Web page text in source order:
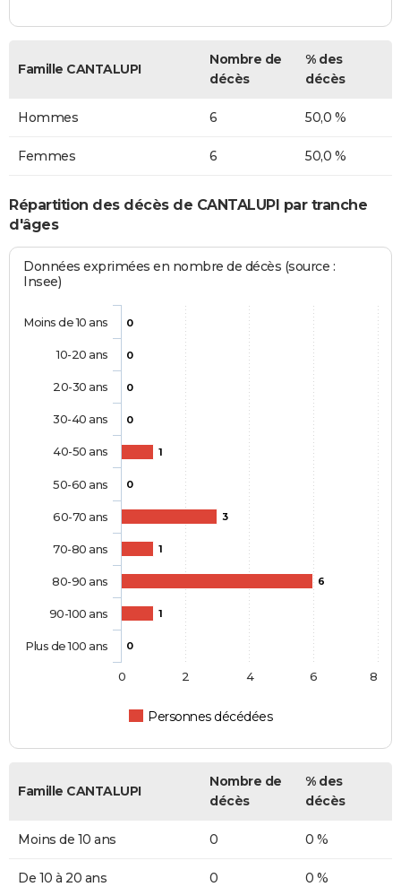
Famille CANTALUPI
Nombre de
décès
% des
décès
Hommes 6 50,0 %
Femmes 6 50,0 %
Répartition des décès de CANTALUPI par tranche
d'âges
Données exprimées en nombre de décès (source :
Insee)
0
0
0
0
1
0
3
1
6
1
0
Personnes décédées
Moins de 10 ans
10-20 ans
20-30 ans
30-40 ans
40-50 ans
50-60 ans
60-70 ans
70-80 ans
80-90 ans
90-100 ans
Plus de 100 ans
0 2 4 6 8
Famille CANTALUPI
Nombre de
décès
% des
décès
Moins de 10 ans 0 0 %
De 10 à 20 ans 0 0 %